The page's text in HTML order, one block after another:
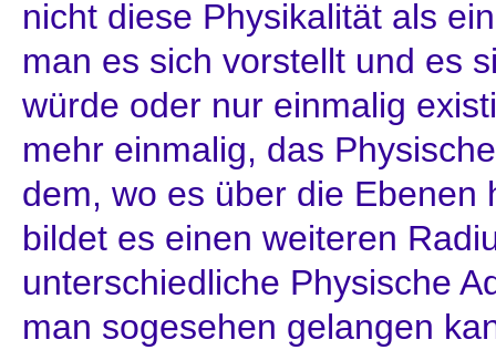
nicht diese Physikalität als
man es sich vorstellt und es
würde oder nur einmalig
mehr einmalig, das
dem, wo es über die
bildet es einen weiteren
unterschiedliche Physische
man sogesehen gelangen